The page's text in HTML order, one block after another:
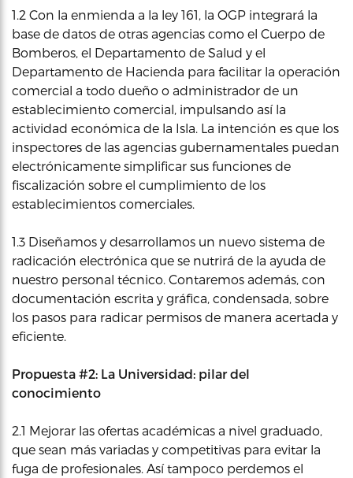
1.2 Con la enmienda a la ley 161, la OGP integrará la
base de datos de otras agencias como el Cuerpo de
Bomberos, el Departamento de Salud y el
Departamento de Hacienda para facilitar la operación
comercial a todo dueño o administrador de un
establecimiento comercial, impulsando así la
actividad económica de la Isla. La intención es que los
inspectores de las agencias gubernamentales puedan
electrónicamente simplificar sus funciones de
fiscalización sobre el cumplimiento de los
establecimientos comerciales.
1.3 Diseñamos y desarrollamos un nuevo sistema de
radicación electrónica que se nutrirá de la ayuda de
nuestro personal técnico. Contaremos además, con
documentación escrita y gráfica, condensada, sobre
los pasos para radicar permisos de manera acertada y
eficiente.
Propuesta #2: La Universidad: pilar del
conocimiento
2.1 Mejorar las ofertas académicas a nivel graduado,
que sean más variadas y competitivas para evitar la
fuga de profesionales. Así tampoco perdemos el